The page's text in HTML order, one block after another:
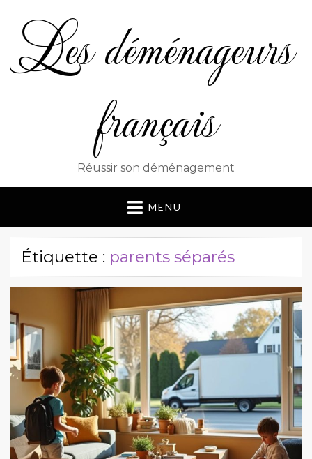
Les déménageurs
français
Réussir son déménagement
MENU
Étiquette : parents séparés